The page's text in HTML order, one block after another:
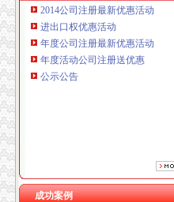
2014公司注册最新优惠活动
进出口权优惠活动
年度公司注册最新优惠活动
年度活动公司注册送优惠
公示公告
成功案例
重庆海谛升进出口贸易有限公司
重庆晒微科技有限公司 渝南3万
重庆欧氏科技发展有限公司 渝九
重庆市明诚塑料制品有限责任公